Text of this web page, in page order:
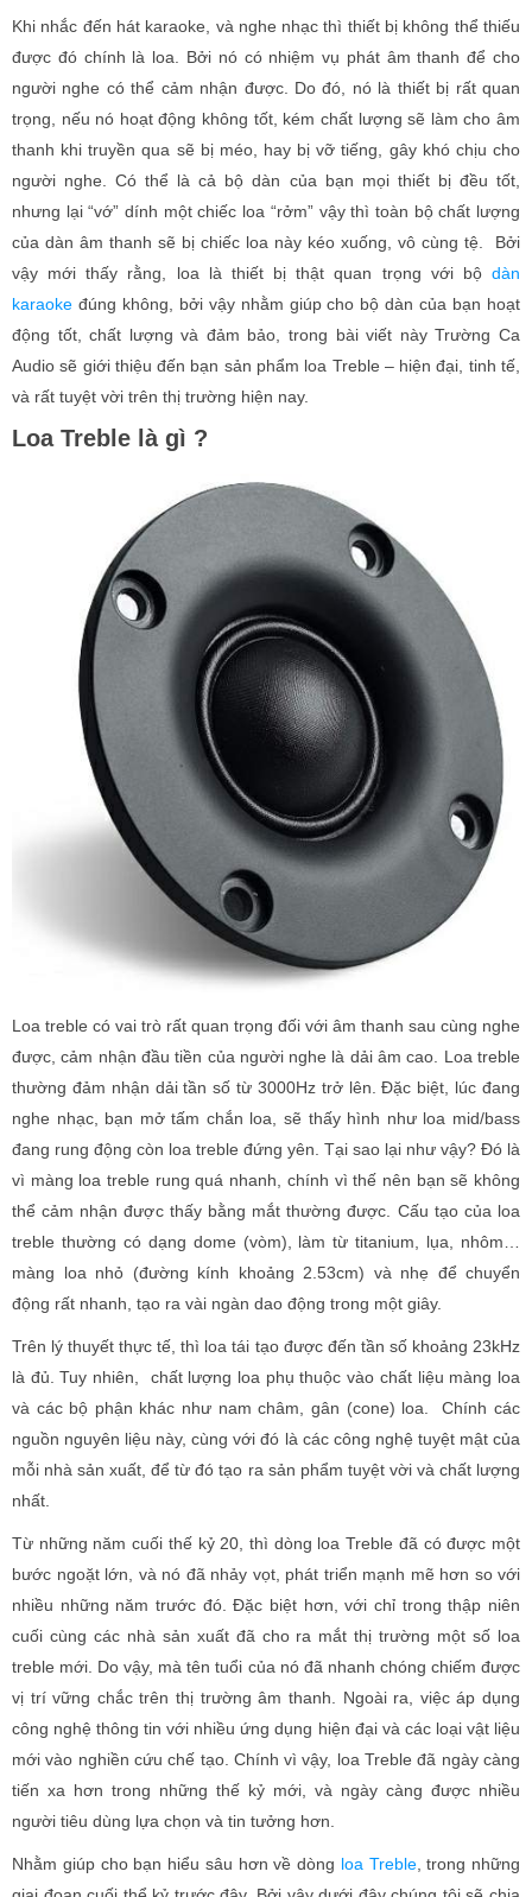
Khi nhắc đến hát karaoke, và nghe nhạc thì thiết bị không thể thiếu
được đó chính là loa. Bởi nó có nhiệm vụ phát âm thanh để cho
người nghe có thể cảm nhận được. Do đó, nó là thiết bị rất quan
trọng, nếu nó hoạt động không tốt, kém chất lượng sẽ làm cho âm
thanh khi truyền qua sẽ bị méo, hay bị vỡ tiếng, gây khó chịu cho
người nghe. Có thể là cả bộ dàn của bạn mọi thiết bị đều tốt,
nhưng lại “vớ” dính một chiếc loa “rởm” vậy thì toàn bộ chất lượng
của dàn âm thanh sẽ bị chiếc loa này kéo xuống, vô cùng tệ. Bởi
vậy mới thấy rằng, loa là thiết bị thật quan trọng với bộ dàn
karaoke đúng không, bởi vậy nhằm giúp cho bộ dàn của bạn hoạt
động tốt, chất lượng và đảm bảo, trong bài viết này Trường Ca
Audio sẽ giới thiệu đến bạn sản phẩm loa Treble – hiện đại, tinh tế,
và rất tuyệt vời trên thị trường hiện nay.
Loa Treble là gì ?
Loa treble có vai trò rất quan trọng đối với âm thanh sau cùng nghe
được, cảm nhận đầu tiền của người nghe là dải âm cao. Loa treble
thường đảm nhận dải tần số từ 3000Hz trở lên. Đặc biệt, lúc đang
nghe nhạc, bạn mở tấm chắn loa, sẽ thấy hình như loa mid/bass
đang rung động còn loa treble đứng yên. Tại sao lại như vậy? Đó là
vì màng loa treble rung quá nhanh, chính vì thế nên bạn sẽ không
thể cảm nhận được thấy bằng mắt thường được. Cấu tạo của loa
treble thường có dạng dome (vòm), làm từ titanium, lụa, nhôm…
màng loa nhỏ (đường kính khoảng 2.53cm) và nhẹ để chuyển
động rất nhanh, tạo ra vài ngàn dao động trong một giây.
Trên lý thuyết thực tế, thì loa tái tạo được đến tần số khoảng 23kHz
là đủ. Tuy nhiên, chất lượng loa phụ thuộc vào chất liệu màng loa
và các bộ phận khác như nam châm, gân (cone) loa. Chính các
nguồn nguyên liệu này, cùng với đó là các công nghệ tuyệt mật của
mỗi nhà sản xuất, để từ đó tạo ra sản phẩm tuyệt vời và chất lượng
nhất.
Từ những năm cuối thế kỷ 20, thì dòng loa Treble đã có được một
bước ngoặt lớn, và nó đã nhảy vọt, phát triển mạnh mẽ hơn so với
nhiều những năm trước đó. Đặc biệt hơn, với chỉ trong thập niên
cuối cùng các nhà sản xuất đã cho ra mắt thị trường một số loa
treble mới. Do vậy, mà tên tuổi của nó đã nhanh chóng chiếm được
vị trí vững chắc trên thị trường âm thanh. Ngoài ra, việc áp dụng
công nghệ thông tin với nhiều ứng dụng hiện đại và các loại vật liệu
mới vào nghiền cứu chế tạo. Chính vì vậy, loa Treble đã ngày càng
tiến xa hơn trong những thế kỷ mới, và ngày càng được nhiều
người tiêu dùng lựa chọn và tin tưởng hơn.
Nhằm giúp cho bạn hiểu sâu hơn về dòng loa Treble, trong những